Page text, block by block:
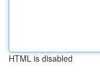
HTML is disabled